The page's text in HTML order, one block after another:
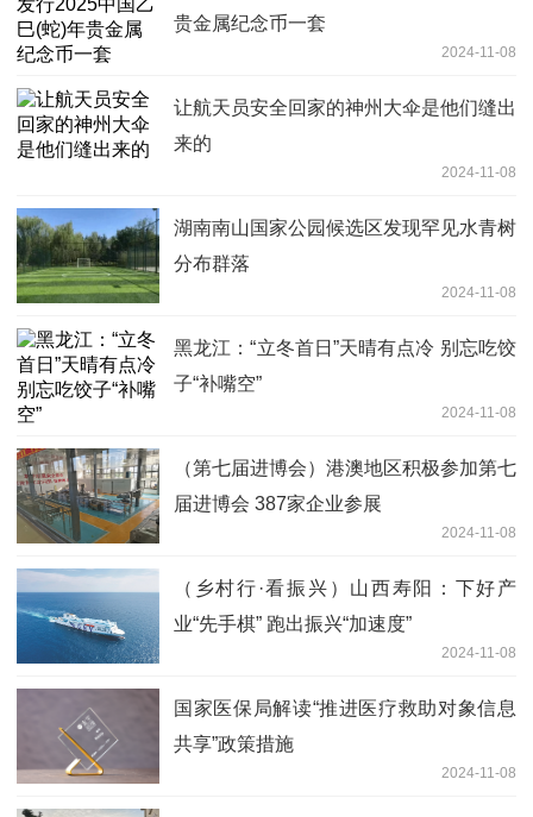
贵金属纪念币一套
2024-11-08
让航天员安全回家的神州大伞是他们缝出
来的
2024-11-08
湖南南山国家公园候选区发现罕见水青树
分布群落
2024-11-08
黑龙江：“立冬首日”天晴有点冷 别忘吃饺
子“补嘴空”
2024-11-08
（第七届进博会）港澳地区积极参加第七
届进博会 387家企业参展
2024-11-08
（乡村行·看振兴）山西寿阳：下好产
业“先手棋” 跑出振兴“加速度”
2024-11-08
国家医保局解读“推进医疗救助对象信息
共享”政策措施
2024-11-08